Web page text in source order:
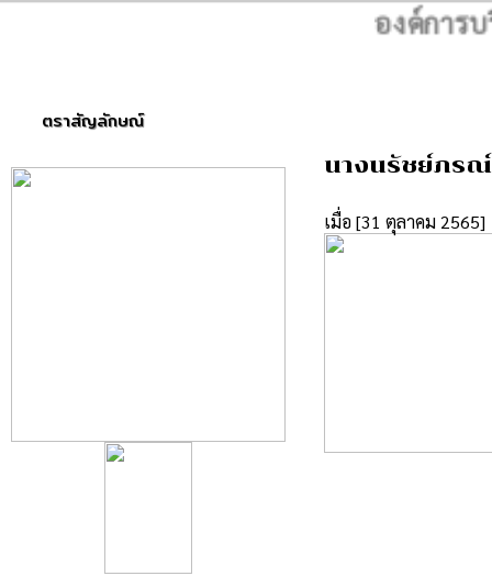
องค์การบริห
ตราสัญลักษณ์
นางนรัชย์ภร
เมื่อ [31 ตุลาคม 2565]